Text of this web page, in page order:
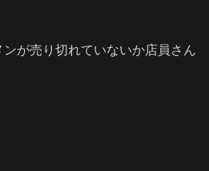
が売り切れていないか店員さん